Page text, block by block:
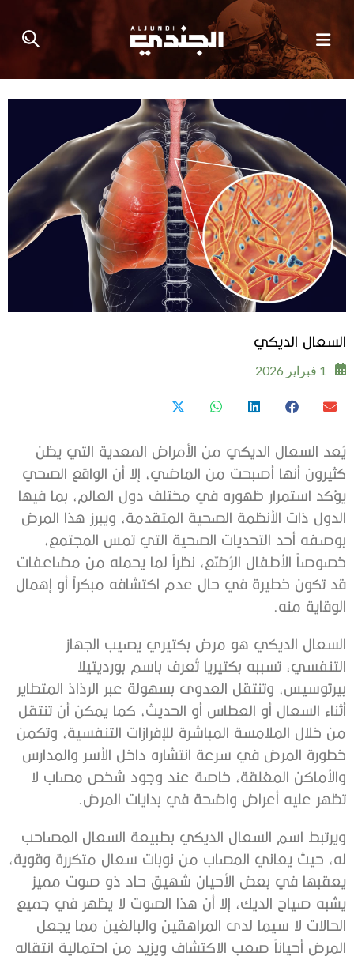
السعال الديكي
1 فبراير 2026
يُعد السعال الديكي من الأمراض المعدية التي يظن
كثيرون أنها أصبحت من الماضي، إلا أن الواقع الصحي
يؤكد استمرار ظهوره في مختلف دول العالم، بما فيها
الدول ذات الأنظمة الصحية المتقدمة، ويبرز هذا المرض
بوصفه أحد التحديات الصحية التي تمس المجتمع،
خصوصاً الأطفال الرُضّع، نظراً لما يحمله من مضاعفات
قد تكون خطيرة في حال عدم اكتشافه مبكراً أو إهمال
الوقاية منه.
السعال الديكي هو مرض بكتيري يصيب الجهاز
التنفسي، تسببه بكتيريا تُعرف باسم بورديتيلا
بيرتوسيس، وتنتقل العدوى بسهولة عبر الرذاذ المتطاير
أثناء السعال أو العطاس أو الحديث، كما يمكن أن تنتقل
من خلال الملامسة المباشرة للإفرازات التنفسية، وتكمن
خطورة المرض في سرعة انتشاره داخل الأسر والمدارس
والأماكن المغلقة، خاصة عند وجود شخص مصاب لا
تظهر عليه أعراض واضحة في بدايات المرض.
ويرتبط اسم السعال الديكي بطبيعة السعال المصاحب
له، حيث يعاني المصاب من نوبات سعال متكررة وقوية،
يعقبها في بعض الأحيان شهيق حاد ذو صوت مميز
يشبه صياح الديك، إلا أن هذا الصوت لا يظهر في جميع
الحالات لا سيما لدى المراهقين والبالغين مما يجعل
المرض أحياناً صعب الاكتشاف ويزيد من احتمالية انتقاله